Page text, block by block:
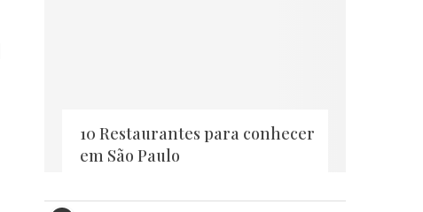
10 Restaurantes para conhecer
em São Paulo